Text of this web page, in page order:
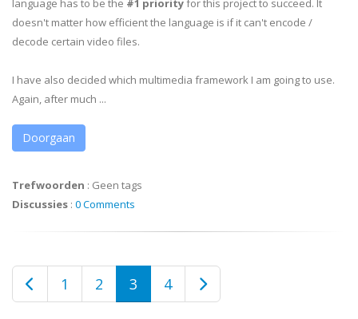
language has to be the #1 priorityfor this project to succeed. It
doesn't matter how efficient the language is if it can't encode /
decode certain video files.
I have also decided which multimedia framework I am going to use.
Again, after much ...
Doorgaan
Trefwoorden : Geen tags
Discussies : 0 Comments
1 2 3 4